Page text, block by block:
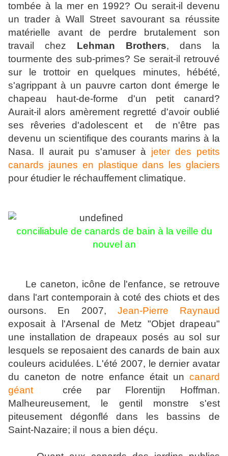
tombée à la mer en 1992? Ou serait-il devenu
un trader à Wall Street savourant sa réussite
matérielle avant de perdre brutalement son
travail chez Lehman Brothers, dans la
tourmente des sub-primes? Se serait-il retrouvé
sur le trottoir en quelques minutes, hébété,
s'agrippant à un pauvre carton dont émerge le
chapeau haut-de-forme d'un petit canard?
Aurait-il alors amèrement regretté d'avoir oublié
ses rêveries d'adolescent et de n'être pas
devenu un scientifique des courants marins à la
Nasa. Il aurait pu s'amuser à jeter des petits
canards jaunes en plastique dans les glaciers
pour étudier le réchauffement climatique.
conciliabule de canards de bain à la veille du
nouvel an
Le caneton, icône de l'enfance, se retrouve
dans l'art contemporain à coté des chiots et des
oursons. En 2007, Jean-Pierre Raynaud
exposait à l'Arsenal de Metz "Objet drapeau"
une installation de drapeaux posés au sol sur
lesquels se reposaient des canards de bain aux
couleurs acidulées. L'été 2007, le dernier avatar
du caneton de notre enfance était un canard
géant crée par Florentijn Hoffman.
Malheureusement, le gentil monstre s'est
piteusement dégonflé dans les bassins de
Saint-Nazaire; il nous a bien déçu.